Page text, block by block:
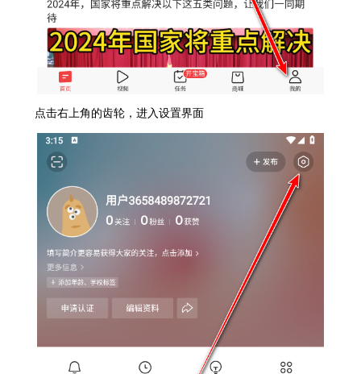
点击右上角的齿轮，进入设置界面